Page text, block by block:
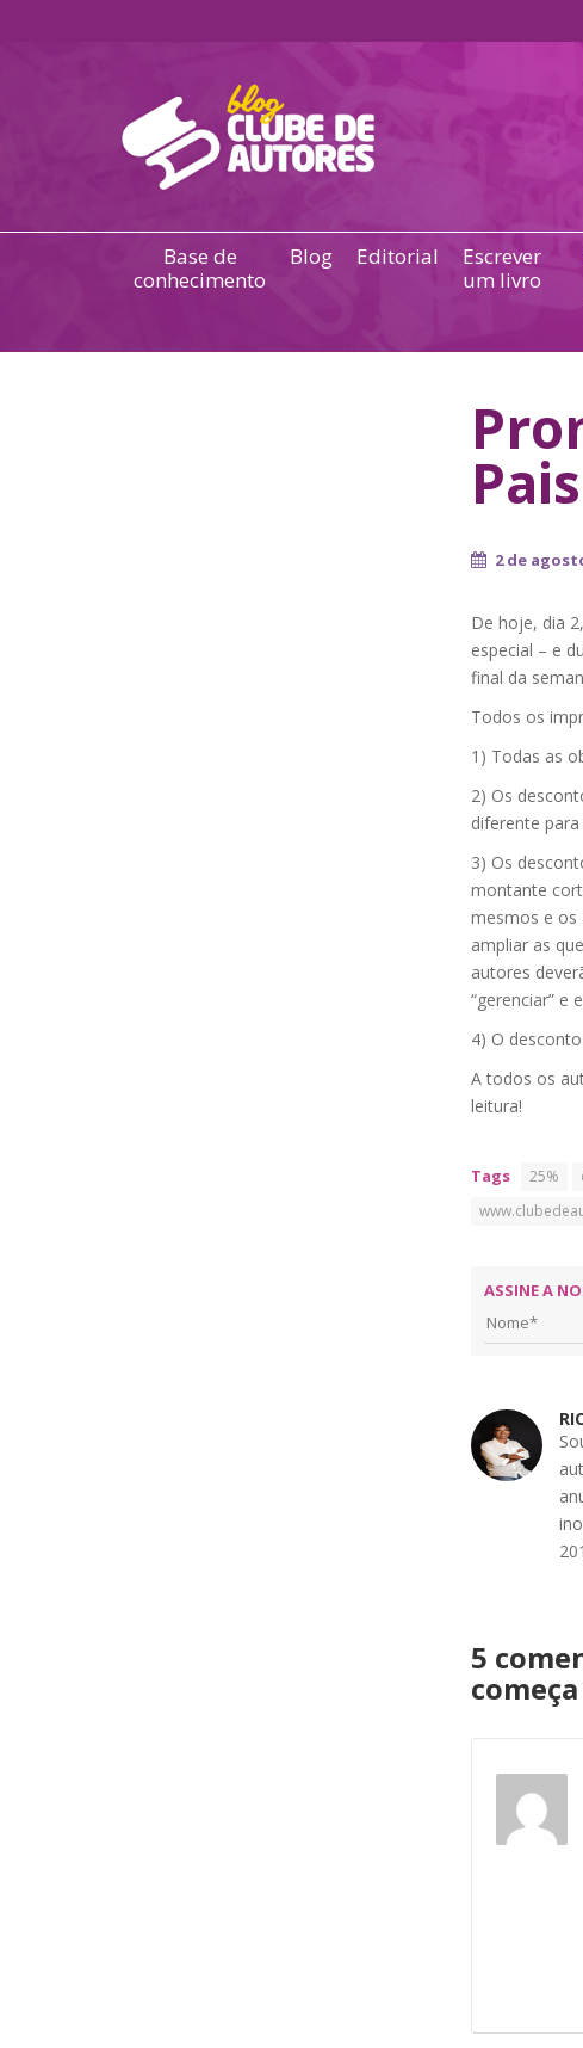
Base de
conhecimento
Blog Editorial
Escrever
um livro
2 de
De hoje, dia
especial – e
final da
Todos os
1) Todas as
2) Os
diferente
3) Os
montante
mesmos e os
ampliar as
autores
“gerenciar” e
4) O
A todos os
leitura!
Tags 25%
ASSINE A
5